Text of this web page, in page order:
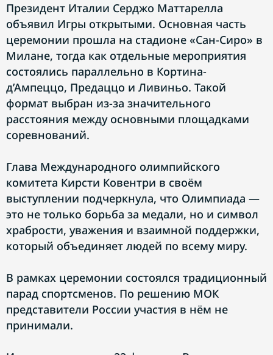
Президент Италии Серджо Маттарелла
объявил Игры открытыми. Основная часть
церемонии прошла на стадионе «Сан-Сиро» в
Милане, тогда как отдельные мероприятия
состоялись параллельно в Кортина-
д’Ампеццо, Предаццо и Ливиньо. Такой
формат выбран из-за значительного
расстояния между основными площадками
соревнований.
Глава Международного олимпийского
комитета Кирсти Ковентри в своём
выступлении подчеркнула, что Олимпиада —
это не только борьба за медали, но и символ
храбрости, уважения и взаимной поддержки,
который объединяет людей по всему миру.
В рамках церемонии состоялся традиционный
парад спортсменов. По решению МОК
представители России участия в нём не
принимали.